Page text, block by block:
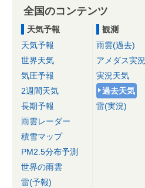
全国のコンテンツ
天気予報
天気予報
世界天気
気圧予報
2週間天気
長期予報
雨雲レーダー
積雪マップ
PM2.5分布予測
世界の雨雲
雷(予報)
観測
雨雲(過去)
アメダス実況
実況天気
過去天気
雷(実況)